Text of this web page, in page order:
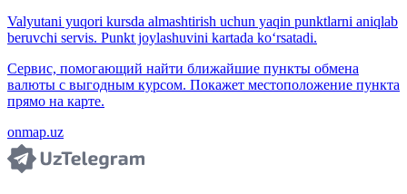
Valyutani yuqori kursda almashtirish uchun yaqin punktlarni aniqlab
beruvchi servis. Punkt joylashuvini kartada ko‘rsatadi.
Сервис, помогающий найти ближайшие пункты обмена
валюты с выгодным курсом. Покажет местоположение пункта
прямо на карте.
onmap.uz